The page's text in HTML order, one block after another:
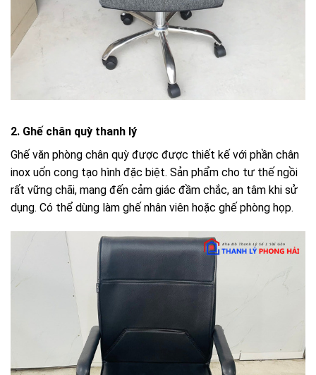
2. Ghế chân quỳ thanh lý
Ghế văn phòng chân quỳ được được thiết kế với phần chân
inox uốn cong tạo hình đặc biệt. Sản phẩm cho tư thế ngồi
rất vững chãi, mang đến cảm giác đầm chắc, an tâm khi sử
dụng. Có thể dùng làm ghế nhân viên hoặc ghế phòng họp.